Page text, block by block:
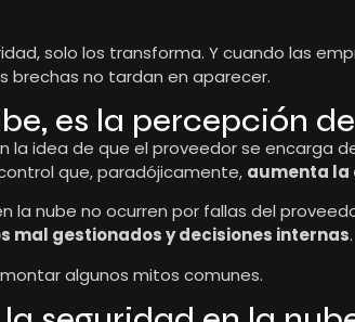
solo los transforma. Y cuando las
brechas no tardan en aparecer.
es la percepción
la idea de que el proveedor se encarga
que, paradójicamente, aumenta la
la nube no ocurren por fallas del
gestionados y decisiones internas.
algunos mitos comunes.